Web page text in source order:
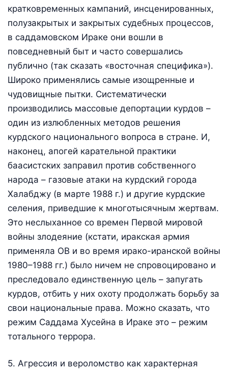
кратковременных кампаний, инсценированных,
полузакрытых и закрытых судебных процессов,
в саддамовском Ираке они вошли в
повседневный быт и часто совершались
публично (так сказать «восточная специфика»).
Широко применялись самые изощренные и
чудовищные пытки. Систематически
производились массовые депортации курдов –
один из излюбленных методов решения
курдского национального вопроса в стране. И,
наконец, апогей карательной практики
баасистских заправил против собственного
народа – газовые атаки на курдский города
Халабджу (в марте 1988 г.) и другие курдские
селения, приведшие к многотысячным жертвам.
Это неслыханное со времен Первой мировой
войны злодеяние (кстати, иракская армия
применяла ОВ и во время ирако-иранской войны
1980–1988 гг.) было ничем не спровоцировано и
преследовало единственную цель – запугать
курдов, отбить у них охоту продолжать борьбу за
свои национальные права. Можно сказать, что
режим Саддама Хусейна в Ираке это – режим
тотального террора.
5. Агрессия и вероломство как характерная